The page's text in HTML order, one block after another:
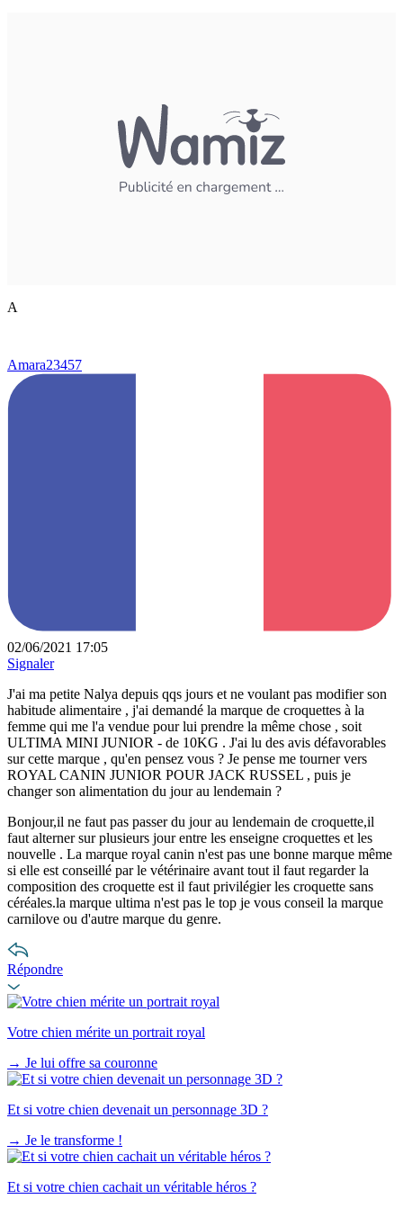
A
Amara23457
02/06/2021 17:05
Signaler
J'ai ma petite Nalya depuis qqs jours et ne voulant pas modifier son
habitude alimentaire , j'ai demandé la marque de croquettes à la
femme qui me l'a vendue pour lui prendre la même chose , soit
ULTIMA MINI JUNIOR - de 10KG . J'ai lu des avis défavorables
sur cette marque , qu'en pensez vous ? Je pense me tourner vers
ROYAL CANIN JUNIOR POUR JACK RUSSEL , puis je
changer son alimentation du jour au lendemain ?
Bonjour,il ne faut pas passer du jour au lendemain de croquette,il
faut alterner sur plusieurs jour entre les enseigne croquettes et les
nouvelle . La marque royal canin n'est pas une bonne marque même
si elle est conseillé par le vétérinaire avant tout il faut regarder la
composition des croquette est il faut privilégier les croquette sans
céréales.la marque ultima n'est pas le top je vous conseil la marque
carnilove ou d'autre marque du genre.
Répondre
Votre chien mérite un portrait royal
→ Je lui offre sa couronne
Et si votre chien devenait un personnage 3D ?
→ Je le transforme !
Et si votre chien cachait un véritable héros ?